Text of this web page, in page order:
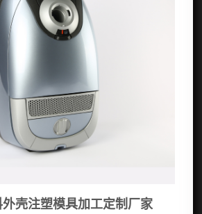
壳注塑模具加工定制厂家